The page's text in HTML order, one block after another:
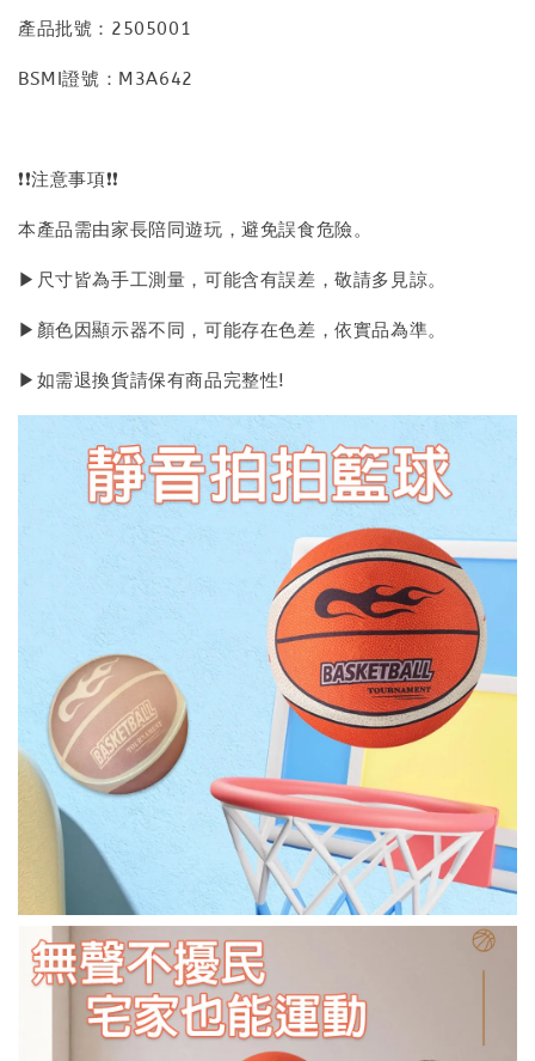
產品批號：2505001
BSMI證號：M3A642
❗❗注意事項❗❗
本產品需由家長陪同遊玩，避免誤食危險。
▶尺寸皆為手工測量，可能含有誤差，敬請多見諒。
▶顏色因顯示器不同，可能存在色差，依實品為準。
▶如需退換貨請保有商品完整性!